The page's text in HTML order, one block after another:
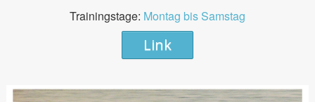
Trainingstage: Montag bis Samstag
Link